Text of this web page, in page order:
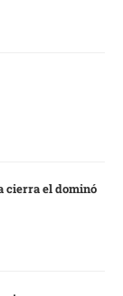
cierra el dominó